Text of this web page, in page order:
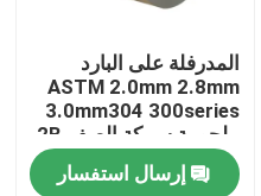
المدرفلة على البارد
ASTM 2.0mm 2.8mm
3.0mm304 300series
ملحومة سبيكة الصف 2B
الفولاذ المقاوم للصدأ
لفائف إرسال استفسار